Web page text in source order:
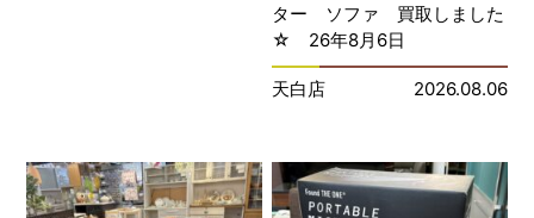
ター ソファ 買取しました
☆ 26年8月6日
天白店 2026.08.06